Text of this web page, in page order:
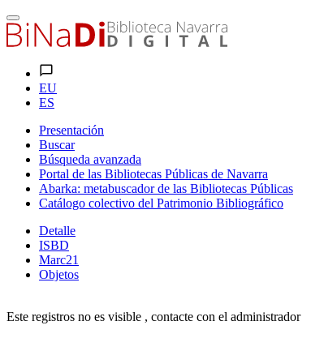
EU
ES
Presentación
Buscar
Búsqueda avanzada
Portal de las Bibliotecas Públicas de Navarra
Abarka: metabuscador de las Bibliotecas Públicas
Catálogo colectivo del Patrimonio Bibliográfico
Detalle
ISBD
Marc21
Objetos
Este registros no es visible , contacte con el administrador